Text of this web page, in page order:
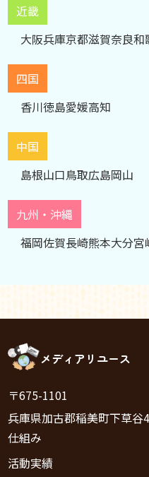
近畿
大阪兵庫京都滋賀奈良和
四国
香川徳島愛媛高知
中国
島根山口鳥取広島岡山
九州・沖縄
福岡佐賀長崎熊本大分宮
メディアリユース
〒675-1101
兵庫県加古郡稲美町下草谷
仕組み
活動実績